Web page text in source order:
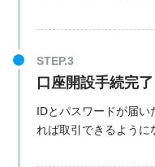
口座開設手続完了
IDとパスワードが届い
れば取引できるように